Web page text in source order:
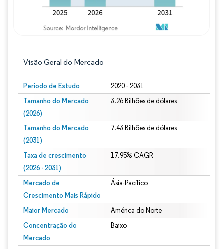
Visão Geral do Mercado
Período de Estudo 2020 - 2031
Tamanho do Mercado
(2026)
3.26 Bilhões de dólares
Tamanho do Mercado
(2031)
7.43 Bilhões de dólares
Taxa de crescimento
(2026 - 2031)
17.95% CAGR
Mercado de
Crescimento Mais Rápido
Ásia-Pacífico
Maior Mercado América do Norte
Concentração do
Mercado
Baixo